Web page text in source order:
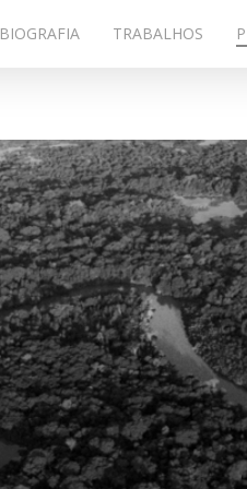
BIOGRAFIA TRABALHOS